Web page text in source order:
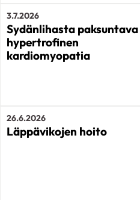
3.7.2026
Sydänlihasta paksuntava
hypertrofinen
kardiomyopatia
26.6.2026
Läppävikojen hoito